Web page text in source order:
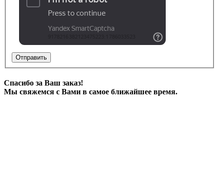
Отправить
Спасибо за Ваш заказ!
Мы свяжемся с Вами в самое ближайшее время.